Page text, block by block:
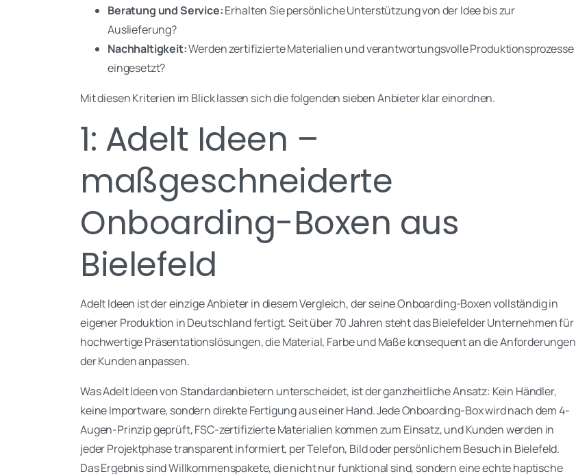
Beratung und Service:Erhalten Sie persönliche Unterstützung von der Idee bis zur
Auslieferung?
Nachhaltigkeit:Werden zertifizierte Materialien und verantwortungsvolle Produktionsprozesse
eingesetzt?
Mit diesen Kriterien im Blick lassen sich die folgenden sieben Anbieter klar einordnen.
1: Adelt Ideen –
maßgeschneiderte
Onboarding-Boxen aus
Bielefeld
Adelt Ideen ist der einzige Anbieter in diesem Vergleich, der seine Onboarding-Boxen vollständig in
eigener Produktion in Deutschland fertigt. Seit über 70 Jahren steht das Bielefelder Unternehmen für
hochwertige Präsentationslösungen, die Material, Farbe und Maße konsequent an die Anforderungen
der Kunden anpassen.
Was Adelt Ideen von Standardanbietern unterscheidet, ist der ganzheitliche Ansatz: Kein Händler,
keine Importware, sondern direkte Fertigung aus einer Hand. Jede Onboarding-Box wird nach dem 4-
Augen-Prinzip geprüft, FSC-zertifizierte Materialien kommen zum Einsatz, und Kunden werden in
jeder Projektphase transparent informiert, per Telefon, Bild oder persönlichem Besuch in Bielefeld.
Das Ergebnis sind Willkommenspakete, die nicht nur funktional sind, sondern eine echte haptische